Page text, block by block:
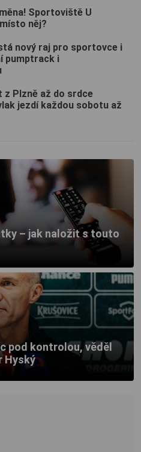
Sportoviště U
něj?
nový raj pro sportovce i
pumptrack i
z Plzně až do srdce
jezdí každou sobotu až
– jak naložit s touto
pod kontrolou, věděl
Hyský